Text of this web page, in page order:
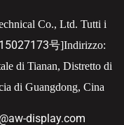
Co., Ltd. Tutti i
号]Indirizzo:
di Tianan, Distretto di
di Guangdong, Cina
display.com